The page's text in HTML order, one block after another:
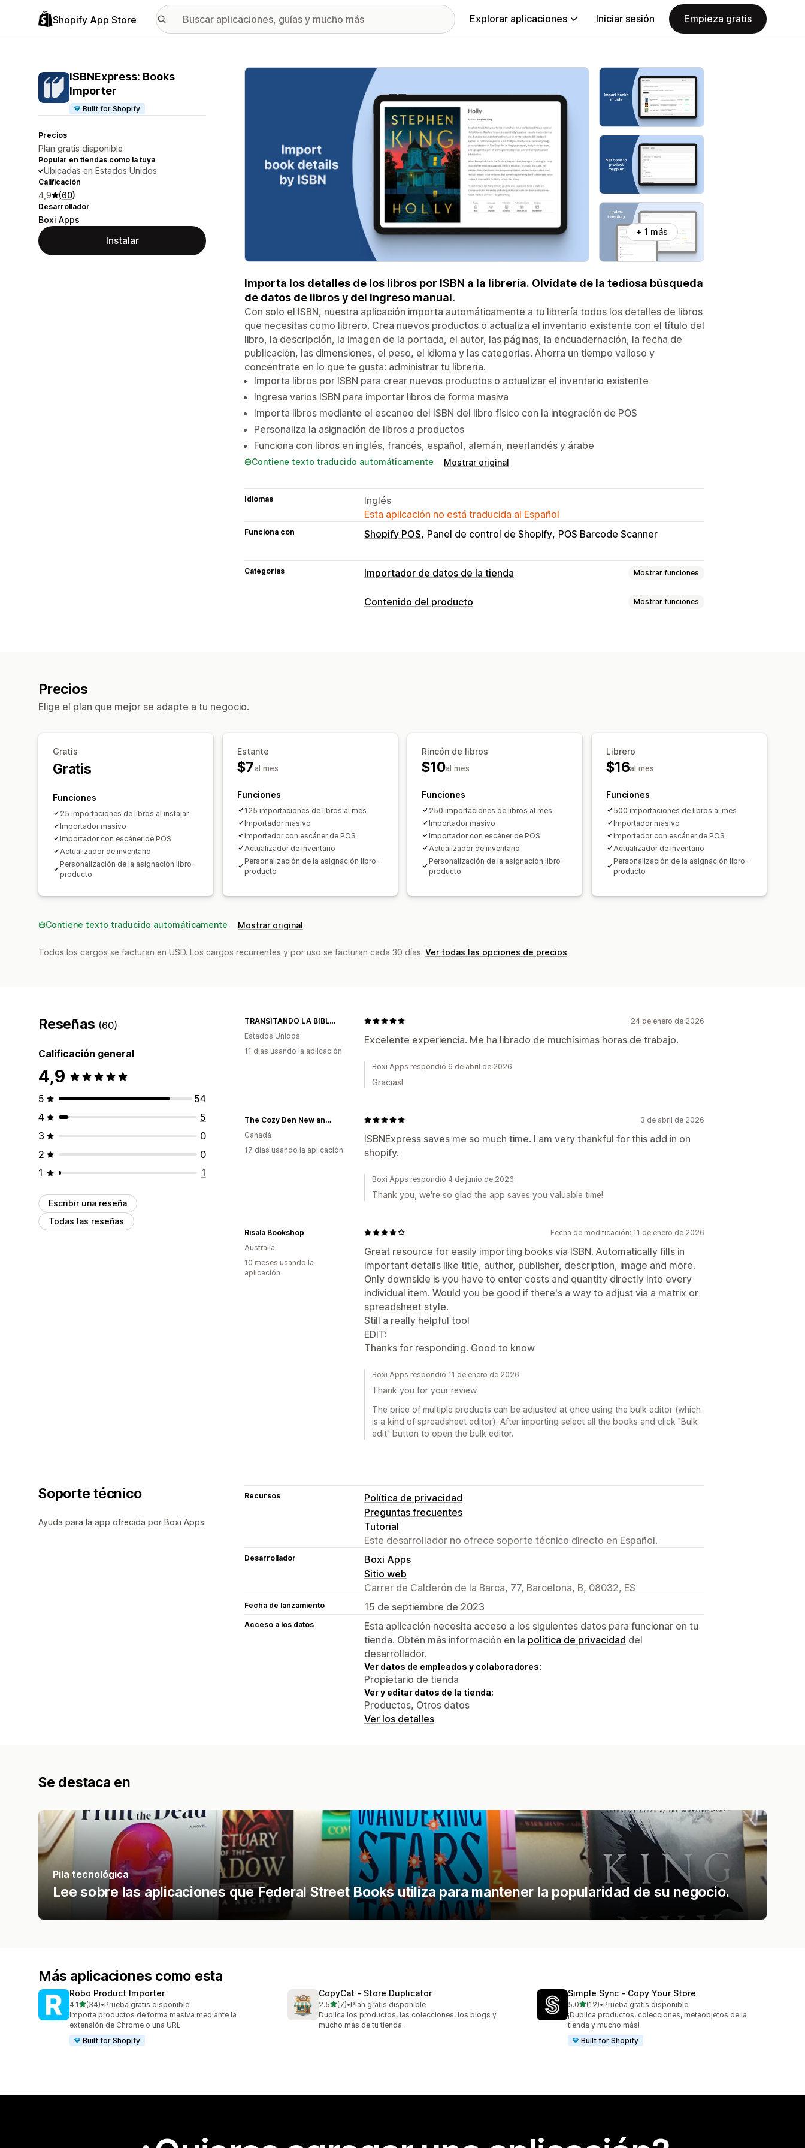
Shopify App Store Explorar aplicaciones Iniciar sesión Empieza gratis
ISBNExpress: Books
Importer
Built for Shopify
Precios
Plan gratis disponible
Popular en tiendas como la tuya
Ubicadas en Estados Unidos
Calificación
4,9 (60)
Desarrollador
Boxi Apps
Instalar
Galería de imágenes destacadas
+ 1 más
Importa los detalles de los libros por ISBN a la librería. Olvídate de la tediosa búsqueda
de datos de libros y del ingreso manual.
Con solo el ISBN, nuestra aplicación importa automáticamente a tu librería todos los detalles de libros
que necesitas como librero. Crea nuevos productos o actualiza el inventario existente con el título del
libro, la descripción, la imagen de la portada, el autor, las páginas, la encuadernación, la fecha de
publicación, las dimensiones, el peso, el idioma y las categorías. Ahorra un tiempo valioso y
concéntrate en lo que te gusta: administrar tu librería.
Importa libros por ISBN para crear nuevos productos o actualizar el inventario existente
Ingresa varios ISBN para importar libros de forma masiva
Importa libros mediante el escaneo del ISBN del libro físico con la integración de POS
Personaliza la asignación de libros a productos
Funciona con libros en inglés, francés, español, alemán, neerlandés y árabe
Contiene texto traducido automáticamente Mostrar original
Idiomas
Inglés
Esta aplicación no está traducida al Español
Funciona con Shopify POS Panel de control de Shopify POS Barcode Scanner
Categorías Importador de datos de la tienda Mostrar funciones
Sincronización de datos
Contenido del producto Mostrar funciones
Precios
Elige el plan que mejor se adapte a tu negocio.
Gratis
Gratis
Funciones
25 importaciones de libros al instalar
Importador masivo
Importador con escáner de POS
Actualizador de inventario
Personalización de la asignación libro-
producto
Estante
$7al mes
Funciones
125 importaciones de libros al mes
Importador masivo
Importador con escáner de POS
Actualizador de inventario
Personalización de la asignación libro-
producto
Rincón de libros
$10al mes
Funciones
250 importaciones de libros al mes
Importador masivo
Importador con escáner de POS
Actualizador de inventario
Personalización de la asignación libro-
producto
Librero
$16al mes
Funciones
500 importaciones de libros al mes
Importador masivo
Importador con escáner de POS
Actualizador de inventario
Personalización de la asignación libro-
producto
Contiene texto traducido automáticamente Mostrar original
Todos los cargos se facturan en USD. Los cargos recurrentes y por uso se facturan cada 30 días. Ver todas las opciones de precios
Reseñas (60)
Calificación general
4,9
5
54
4
5
3
0
2
0
1
1
Escribir una reseña
Todas las reseñas
24 de enero de 2026
Excelente experiencia. Me ha librado de muchísimas horas de trabajo.
TRANSITANDO LA BIBLIA
Estados Unidos
11 días usando la aplicación
Boxi Apps respondió 6 de abril de 2026
Gracias!
3 de abril de 2026
ISBNExpress saves me so much time. I am very thankful for this add in on
shopify.
The Cozy Den New and Second Chance Books
Canadá
17 días usando la aplicación
Boxi Apps respondió 4 de junio de 2026
Thank you, we're so glad the app saves you valuable time!
Fecha de modificación: 11 de enero de 2026
Great resource for easily importing books via ISBN. Automatically fills in
important details like title, author, publisher, description, image and more.
Only downside is you have to enter costs and quantity directly into every
individual item. Would you be good if there's a way to adjust via a matrix or
spreadsheet style.
Still a really helpful tool
EDIT:
Thanks for responding. Good to know
Risala Bookshop
Australia
10 meses usando la
aplicación
Boxi Apps respondió 11 de enero de 2026
Thank you for your review.
The price of multiple products can be adjusted at once using the bulk editor (which
is a kind of spreadsheet editor). After importing select all the books and click "Bulk
edit" button to open the bulk editor.
Soporte técnico
Ayuda para la app ofrecida por Boxi Apps.
Recursos
Política de privacidad
Preguntas frecuentes
Tutorial
Este desarrollador no ofrece soporte técnico directo en Español.
Desarrollador
Boxi Apps
Sitio web
Carrer de Calderón de la Barca, 77, Barcelona, B, 08032, ES
Fecha de lanzamiento 15 de septiembre de 2023
Acceso a los datos
Esta aplicación necesita acceso a los siguientes datos para funcionar en tu
tienda. Obtén más información en la política de privacidad del
desarrollador.
Ver datos de empleados y colaboradores:
Propietario de tienda
Ver y editar datos de la tienda:
Productos, Otros datos
Ver los detalles
Se destaca en
Pila tecnológica
Lee sobre las aplicaciones que Federal Street Books utiliza para mantener la popularidad de su negocio.
Más aplicaciones como esta
Robo Product Importer
4.1de 5 estrellas
(34)
34 reseñas en total
•Prueba gratis disponible
Importa productos de forma masiva mediante la
extensión de Chrome o una URL
Built for Shopify
CopyCat ‑ Store Duplicator
2.5de 5 estrellas
(7)
7 reseñas en total
•Plan gratis disponible
Duplica los productos, las colecciones, los blogs y
mucho más de tu tienda.
Simple Sync ‑ Copy Your Store
5.0de 5 estrellas
(12)
12 reseñas en total
•Prueba gratis disponible
¡Duplica productos, colecciones, metaobjetos de la
tienda y mucho más!
Built for Shopify